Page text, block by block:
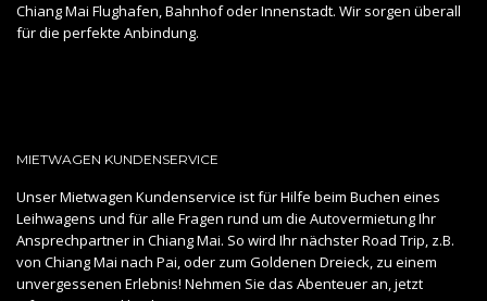
Chiang Mai Flughafen, Bahnhof oder Innenstadt. Wir sorgen überall
für die perfekte Anbindung.
MIETWAGEN KUNDENSERVICE
Unser Mietwagen Kundenservice ist für Hilfe beim Buchen eines
Leihwagens und für alle Fragen rund um die Autovermietung Ihr
Ansprechpartner in Chiang Mai. So wird Ihr nächster Road Trip, z.B.
von Chiang Mai nach Pai, oder zum Goldenen Dreieck, zu einem
unvergessenen Erlebnis! Nehmen Sie das Abenteuer an, jetzt